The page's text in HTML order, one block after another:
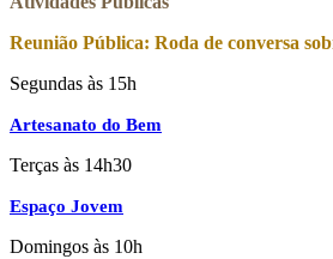
Reunião Pública: Roda de conversa
Segundas às 15h
Artesanato do Bem
Terças às 14h30
Espaço Jovem
Domingos às 10h